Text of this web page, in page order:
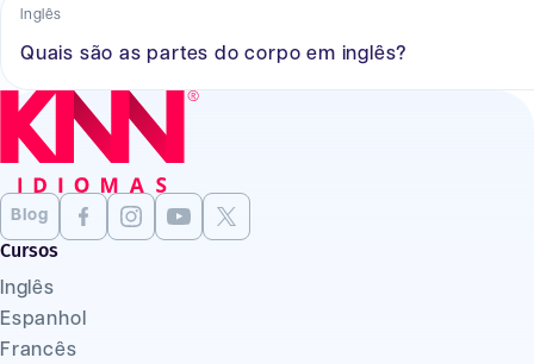
Inglês
Quais são as partes do corpo em inglês?
Blog
Cursos
Inglês
Espanhol
Francês